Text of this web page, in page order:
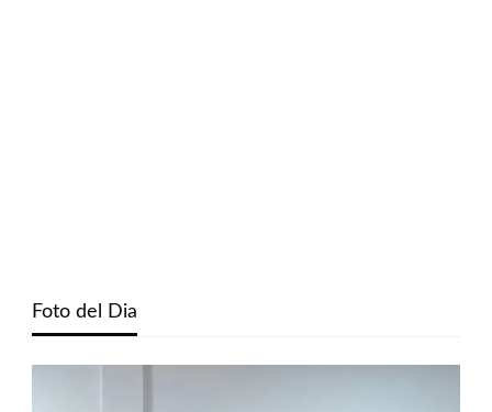
Foto del Dia